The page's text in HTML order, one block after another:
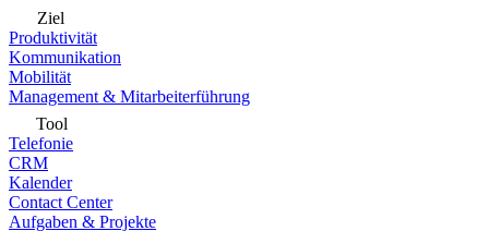
Ziel
Produktivität
Kommunikation
Mobilität
Management & Mitarbeiterführung
Tool
Telefonie
CRM
Kalender
Contact Center
Aufgaben & Projekte